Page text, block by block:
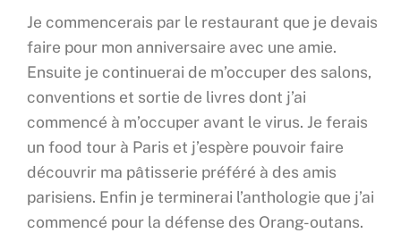
Je commencerais par le restaurant que je devais
faire pour mon anniversaire avec une amie.
Ensuite je continuerai de m’occuper des salons,
conventions et sortie de livres dont j’ai
commencé à m’occuper avant le virus. Je ferais
un food tour à Paris et j’espère pouvoir faire
découvrir ma pâtisserie préféré à des amis
parisiens. Enfin je terminerai l’anthologie que j’ai
commencé pour la défense des Orang-outans.